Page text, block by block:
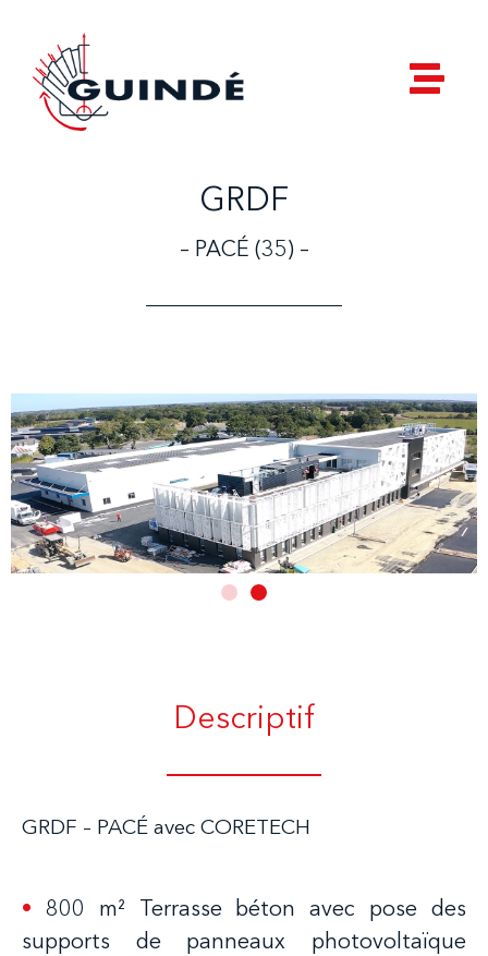
GRDF
– PACÉ (35) –
Descriptif
GRDF – PACÉ avec CORETECH
• 800 m² Terrasse béton avec pose des
supports de panneaux photovoltaïque